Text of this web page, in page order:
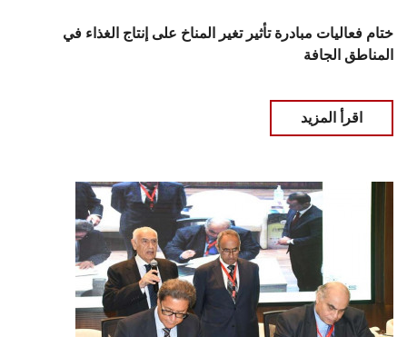
ختام فعاليات مبادرة تأثير تغير المناخ على إنتاج الغذاء في
المناطق الجافة
اقرأ المزيد